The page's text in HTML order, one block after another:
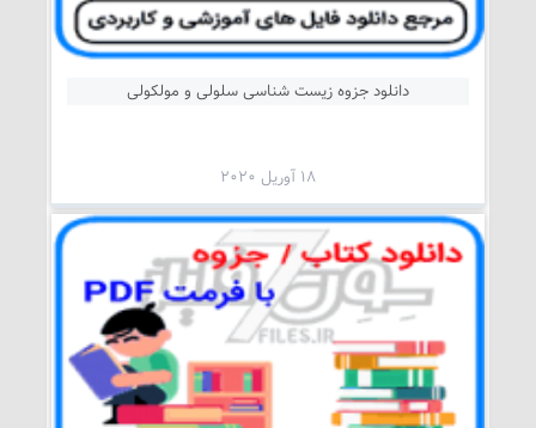
دانلود جزوه زیست شناسی سلولی و مولکولی
18 آوریل 2020